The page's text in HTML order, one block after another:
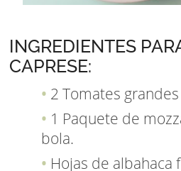
INGREDIENTES
CAPRESE:
2 Tomates
1 Paquete de
bola.
Hojas de albahaca